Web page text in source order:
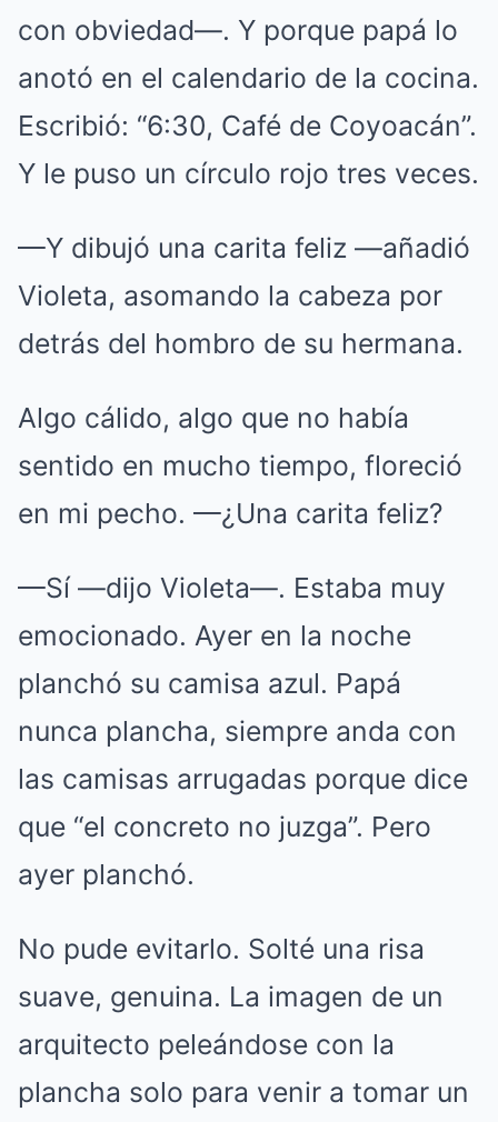
con obviedad—. Y porque papá lo
anotó en el calendario de la cocina.
Escribió: “6:30, Café de Coyoacán”.
Y le puso un círculo rojo tres veces.
—Y dibujó una carita feliz —añadió
Violeta, asomando la cabeza por
detrás del hombro de su hermana.
Algo cálido, algo que no había
sentido en mucho tiempo, floreció
en mi pecho. —¿Una carita feliz?
—Sí —dijo Violeta—. Estaba muy
emocionado. Ayer en la noche
planchó su camisa azul. Papá
nunca plancha, siempre anda con
las camisas arrugadas porque dice
que “el concreto no juzga”. Pero
ayer planchó.
No pude evitarlo. Solté una risa
suave, genuina. La imagen de un
arquitecto peleándose con la
plancha solo para venir a tomar un